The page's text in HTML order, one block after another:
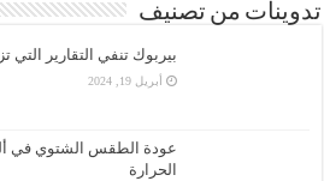
تدوينات من تصنيف
بيربوك تنفي التقارير التي
أبريل 19, 2024
عودة الطقس الشتوي في
الحرارة